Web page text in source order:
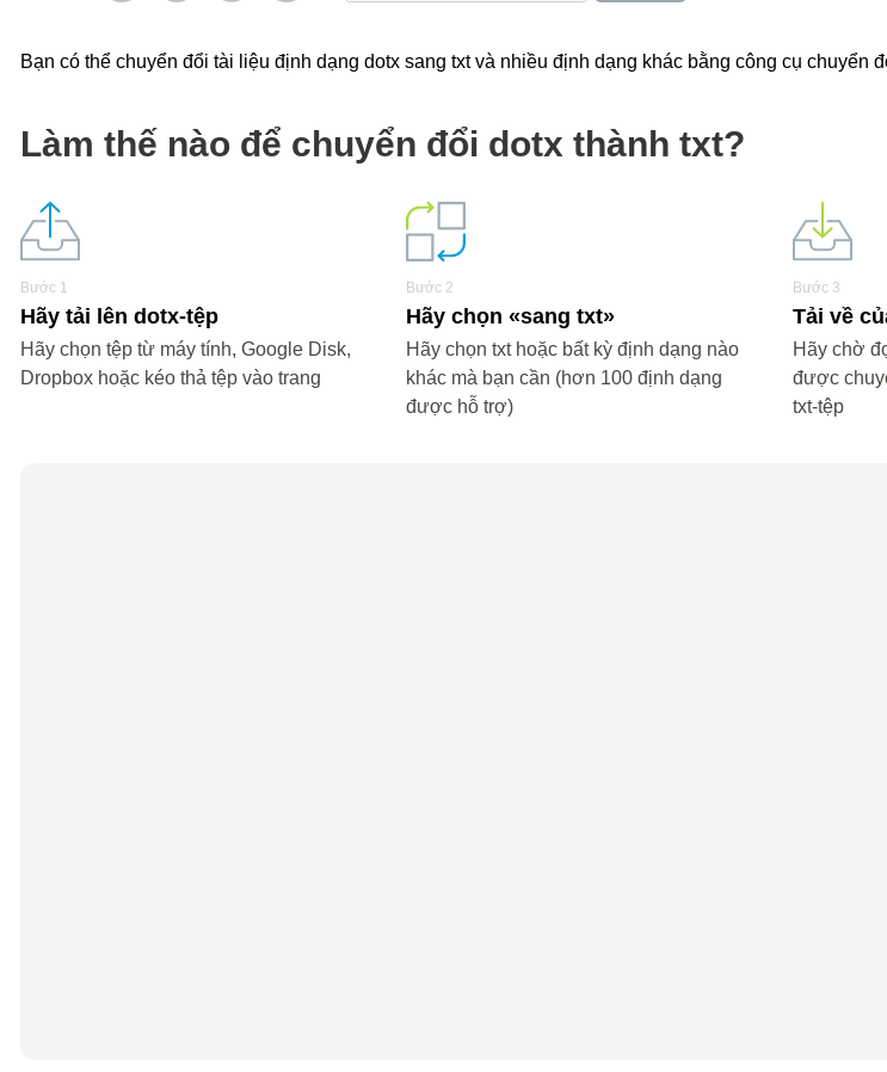
Bạn có thể chuyển đổi tài liệu định dạng dotx sang txt và nhiều định dạng khác bằng công cụ chuyển
Làm thế nào để chuyển đổi dotx thành txt?
Bước 1
Hãy tải lên dotx-tệp
Hãy chọn tệp từ máy tính, Google Disk,
Dropbox hoặc kéo thả tệp vào trang
Bước 2
Hãy chọn «sang txt»
Hãy chọn txt hoặc bất kỳ định dạng nào
khác mà bạn cần (hơn 100 định dạng
được hỗ trợ)
Bước 3
Tải về
Hãy chờ
được
txt-tệp